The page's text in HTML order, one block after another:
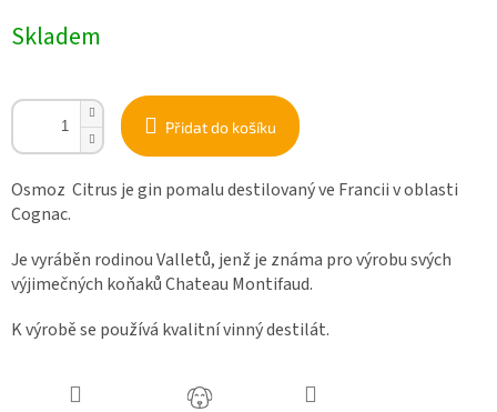
cena:
Skladem
Přidat do košíku
Osmoz Citrus je gin pomalu destilovaný ve Francii v oblasti
Cognac.
Je vyráběn rodinou Valletů, jenž je známa pro výrobu svých
výjimečných koňaků Chateau Montifaud.
K výrobě se používá kvalitní vinný destilát.